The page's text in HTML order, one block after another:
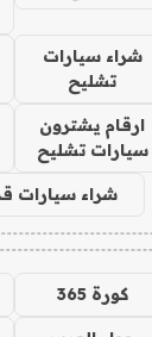
شراء سيارات
تشليح
ارقام يشترون
سيارات تشليح
شراء سيارات
كورة 365